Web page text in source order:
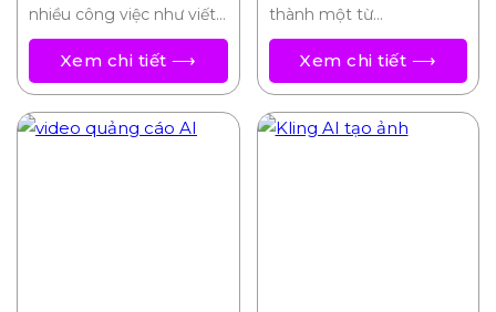
nhiều công việc như viết…
Xem chi tiết ⟶
thành một từ…
Xem chi tiết ⟶